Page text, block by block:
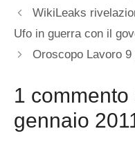
WikiLeaks
Ufo in guerra con il
Oroscopo Lavoro 9
1 commento
gennaio